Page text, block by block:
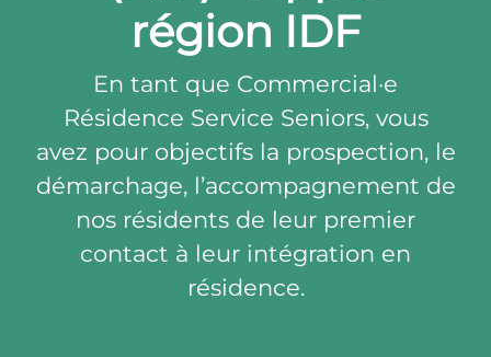
région IDF
En tant que Commercial·e
Résidence Service Seniors, vous
avez pour objectifs la prospection, le
démarchage, l’accompagnement de
nos résidents de leur premier
contact à leur intégration en
résidence.